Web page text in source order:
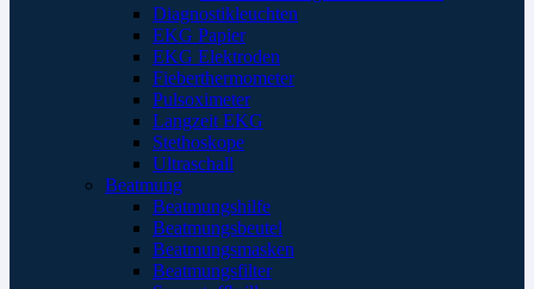
Diagnostikleuchten
EKG Papier
EKG Elektroden
Fieberthermometer
Pulsoximeter
Langzeit EKG
Stethoskope
Ultraschall
Beatmung
Beatmungshilfe
Beatmungsbeutel
Beatmungsmasken
Beatmungsfilter